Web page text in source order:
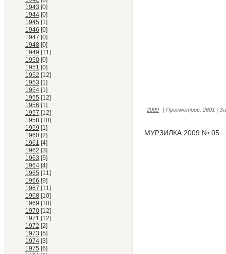
1943 [0]
1944 [0]
1945 [1]
1946 [0]
1947 [0]
1948 [0]
1949 [11]
1950 [0]
1951 [0]
1952 [12]
1953 [1]
1954 [1]
1955 [12]
1956 [1]
1957 [12]
1958 [10]
1959 [1]
1960 [2]
1961 [4]
1962 [3]
1963 [5]
1964 [4]
1965 [11]
1966 [9]
1967 [11]
1968 [10]
1969 [10]
1970 [12]
1971 [12]
1972 [2]
1973 [5]
1974 [3]
1975 [6]
2009 | Просмотров: 2601 |
МУРЗИЛКА 2009 № 05